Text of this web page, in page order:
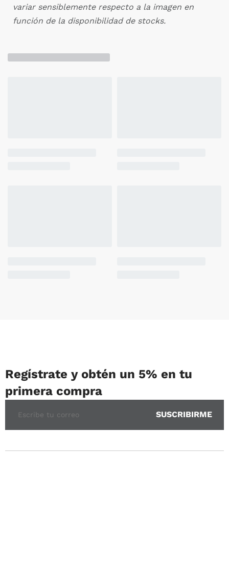
variar sensiblemente respecto a la imagen en
función de la disponibilidad de stocks.
Regístrate y obtén un 5% en tu
primera compra